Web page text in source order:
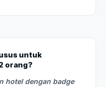
untuk
orang?
hotel dengan badge